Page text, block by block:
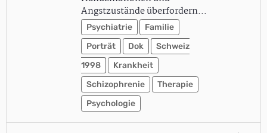
Angstzustände überfordern…
Psychiatrie
Familie
Porträt
Dok
Schweiz
1998
Krankheit
Schizophrenie
Therapie
Psychologie